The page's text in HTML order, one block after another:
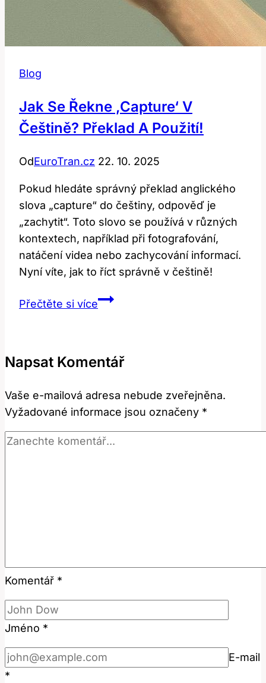
Blog
Jak Se Řekne ‚capture‘ V
Češtině? Překlad A Použití!
OdEuroTran.cz 22. 10. 2025
Pokud hledáte správný překlad anglického
slova „capture“ do češtiny, odpověď je
„zachytit“. Toto slovo se používá v různých
kontextech, například při fotografování,
natáčení videa nebo zachycování informací.
Nyní víte, jak to říct správně v češtině!
Přečtěte si víceJak
v
Překlad
a
použití!
Napsat Komentář
Vaše e-mailová adresa nebude zveřejněna.
Vyžadované informace jsou označeny *
Komentář *
Jméno *
E-mail
*